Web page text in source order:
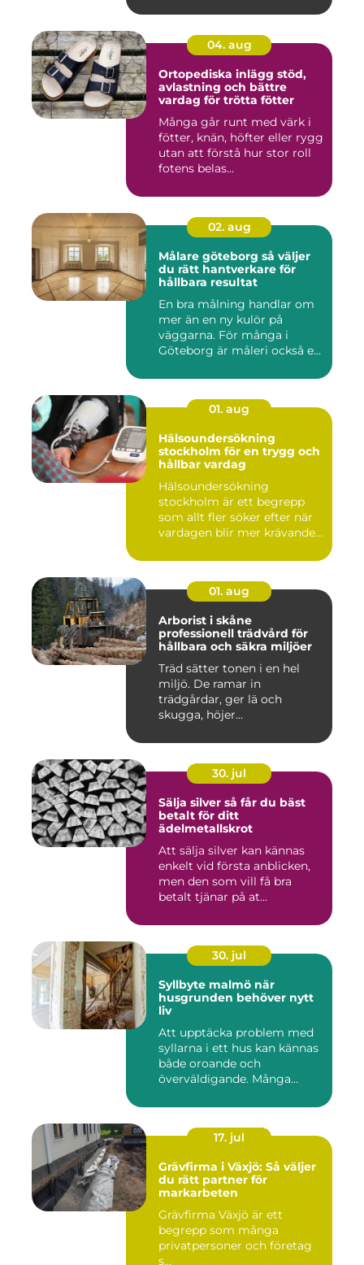
04. aug
Ortopediska inlägg stöd,
avlastning och bättre
vardag för trötta fötter
Många går runt med värk i
fötter, knän, höfter eller rygg
utan att förstå hur stor roll
fotens belas...
02. aug
Målare göteborg så väljer
du rätt hantverkare för
hållbara resultat
En bra målning handlar om
mer än en ny kulör på
väggarna. För många i
Göteborg är måleri också ett
01. aug
Hälsoundersökning
stockholm för en trygg och
hållbar vardag
Hälsoundersökning
stockholm är ett begrepp
som allt fler söker efter när
vardagen blir mer krävande
01. aug
Arborist i skåne
professionell trädvård för
hållbara och säkra miljöer
Träd sätter tonen i en hel
miljö. De ramar in
trädgårdar, ger lä och
skugga, höjer
30. jul
Sälja silver så får du bäst
betalt för ditt
ädelmetallskrot
Att sälja silver kan kännas
enkelt vid första anblicken,
men den som vill få bra
betalt tjänar på at...
30. jul
Syllbyte malmö när
husgrunden behöver nytt
liv
Att upptäcka problem med
syllarna i ett hus kan kännas
både oroande och
överväldigande. Många
17. jul
Grävfirma i Växjö: Så väljer
du rätt partner för
markarbeten
Grävfirma Växjö är ett
begrepp som många
privatpersoner och företag
s...